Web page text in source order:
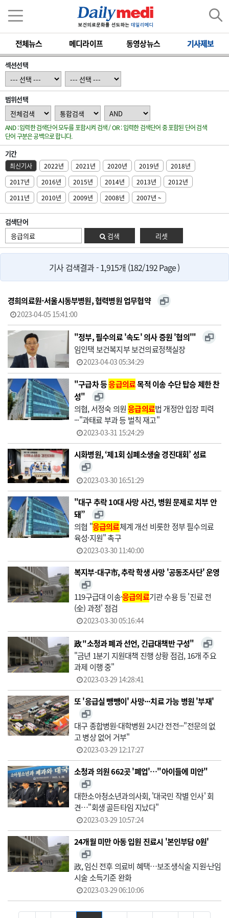
전체뉴스 메디라이프 동영상뉴스 기사제보
섹션선택
범위선택
AND : 입력한 검색단어 모두를 포함시켜 검색 / OR : 입력한 검색단어 중 포함된 단어 검색
단어 구분은 공백으로 합니다.
기간
최신기사 2022년 2021년 2020년 2019년
2018년
2017년
2016년 2015년 2014년 2013년
2012년
2011년
2010년 2009년 2008년 2007년 ~
검색단어
검색
리셋
기사 검색결과 - 1,915개 (182/192 Page )
경희의료원-서울시동부병원, 협력병원 업무협약
2023-04-05 15:41:00
"정부, 필수의료 '속도' 의사 증원 '협의'"
임인택 보건복지부 보건의료정책실장
2023-04-03 05:34:29
"구급차 등응급의료목적 이송 수단 탑승 제한 찬
성"
의협, 서정숙 의원응급의료법 개정안 입장 피력
···"과태료 부과 등 벌칙 재고"
2023-03-31 15:24:29
시화병원, ‘제1회 심폐소생술 경진대회’ 성료
2023-03-30 16:51:29
"대구 추락 10대 사망 사건, 병원 문제로 치부 안
돼”
의협 "응급의료체계 개선 비롯한 정부 필수의료
육성·지원" 촉구
2023-03-30 11:40:00
복지부-대구市, 추락 학생 사망 '공동조사단' 운영
119구급대 이송·응급의료기관 수용 등 '진료 전
(全) 과정' 점검
2023-03-30 05:16:44
政 "소청과 폐과 선언, 긴급대책반 구성"
"금년 1분기 지원대책 진행 상황 점검, 16개 주요
과제 이행 중"
2023-03-29 14:28:41
또 '응급실 뺑뺑이' 사망···치료 가능 병원 '부재'
대구 종합병원·대학병원 2시간 전전···"전문의 없
고 병상 없어 거부"
2023-03-29 12:17:27
소청과 의원 662곳 '폐업'…"아이들에 미안"
대한소아청소년과의사회, '대국민 작별 인사' 회
견…"회생 골든타임 지났다"
2023-03-29 10:57:24
24개월 미만 아동 입원 진료시 '본인부담 0원'
政, 임신 전후 의료비 혜택…보조생식술 지원·난임
시술 소득기준 완화
2023-03-29 06:10:06